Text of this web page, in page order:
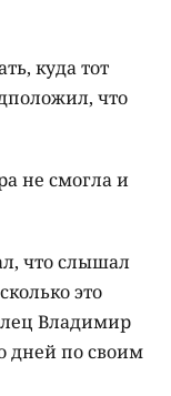
куда тот
что
не смогла и
что слышал
это
Владимир
дней по своим